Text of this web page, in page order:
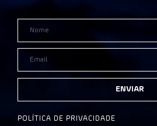
ENVIAR
POLÍTICA DE PRIVACIDADE